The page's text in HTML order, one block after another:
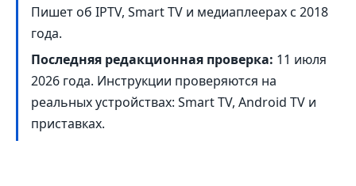
Пишет об IPTV, Smart TV и медиаплеерах с 2018
года.
Последняя редакционная проверка: 11 июля
2026 года. Инструкции проверяются на
реальных устройствах: Smart TV, Android TV и
приставках.